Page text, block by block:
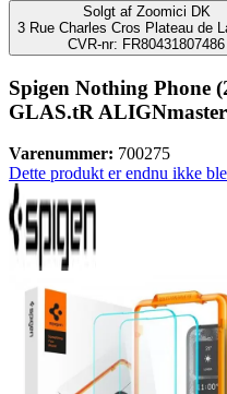
Solgt af Zoomici DK
3 Rue Charles Cros Plateau de
CVR-nr: FR80431807486
Spigen Nothing Phone
GLAS.tR
Varenummer: 700275
Dette produkt er endnu ikke